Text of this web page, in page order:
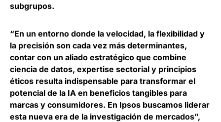
subgrupos.
“En un entorno donde la velocidad, la flexibilidad y
la precisión son cada vez más determinantes,
contar con un aliado estratégico que combine
ciencia de datos, expertise sectorial y principios
éticos resulta indispensable para transformar el
potencial de la IA en beneficios tangibles para
marcas y consumidores. En Ipsos buscamos liderar
esta nueva era de la investigación de mercados”,